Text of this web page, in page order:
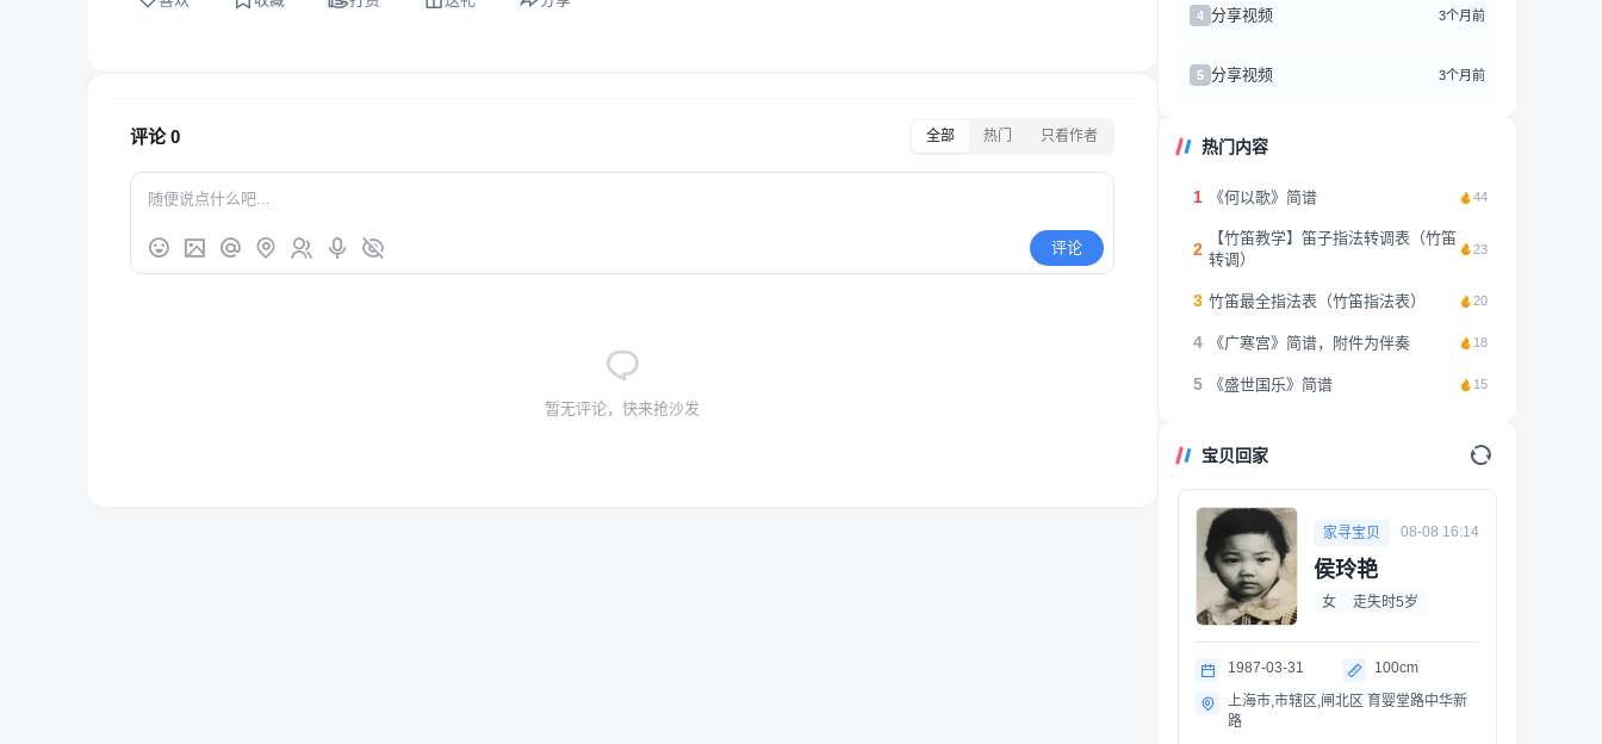
评论0 全部 热门 只看作者
评论
暂无评论，快来抢沙发
4 分享视频 3个月前
5 分享视频 3个月前
热门内容
1 《何以歌》简谱 44
2
【竹笛教学】笛子指法转调表（竹笛
转调）
23
3 竹笛最全指法表（竹笛指法表） 20
4 《广寒宫》简谱，附件为伴奏 18
5 《盛世国乐》简谱 15
宝贝回家
家寻宝贝 08-08 16:14
侯玲艳
女 走失时5岁
1987-03-31
100cm
上海市,市辖区,闸北区 育婴堂路中华新
路